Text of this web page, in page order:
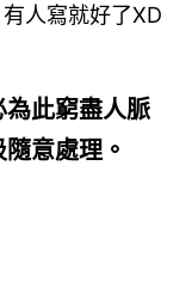
人寫就好了XD
此窮盡人脈
意處理。